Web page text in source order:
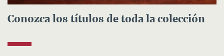
Conozca los títulos de toda la colección